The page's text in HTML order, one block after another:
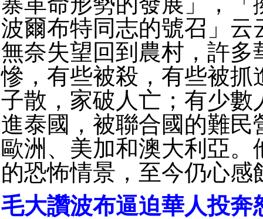
波爾布特同志的號召」云
無奈失望回到農村，許多
慘，有些被殺，有些被抓
子散，家破人亡；有少數
進泰國，被聯合國的難民
歐洲、美加和澳大利亞。
的恐怖情景，至今仍心感
毛大讚波布逼迫華人投奔